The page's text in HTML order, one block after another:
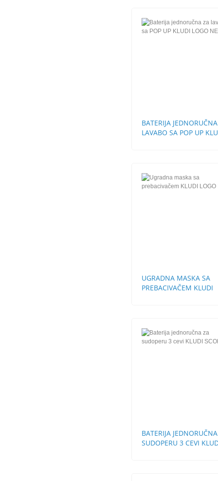
BATERIJA
LAVABO SA POP UP
UGRADNA MASKA SA
PREBACIVAČEM KLUDI
BATERIJA
SUDOPERU 3 CEVI